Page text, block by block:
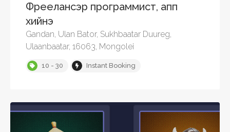
Фреелансэр программист, апп
хийнэ
Gandan, Ulan Bator, Sukhbaatar Duureg,
Ulaanbaatar, 16063, Mongolei
10 - 30 Instant Booking